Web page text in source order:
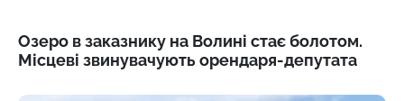
Озеро в заказнику на Волині стає болотом.
Місцеві звинувачують орендаря-депутата